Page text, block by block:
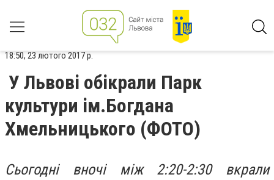
18:50, 23 лютого 2017 р.
У Львові обікрали Парк
культури ім.Богдана
Хмельницького (ФОТО)
Сьогодні вночі між 2:20-2:30 вкрали